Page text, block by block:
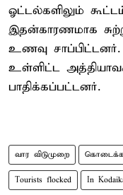
ஓட்டல்களிலும்
இதன்காரணமாக
உணவு
உள்ளிட்ட
பாதிக்கப்பட்டனர்.
வார விடுமுறை
Tourists flocked In